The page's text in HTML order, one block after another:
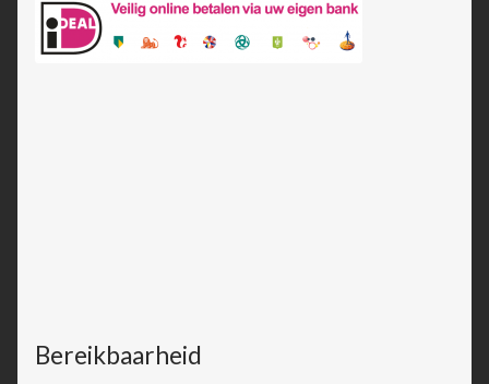
Bereikbaarheid